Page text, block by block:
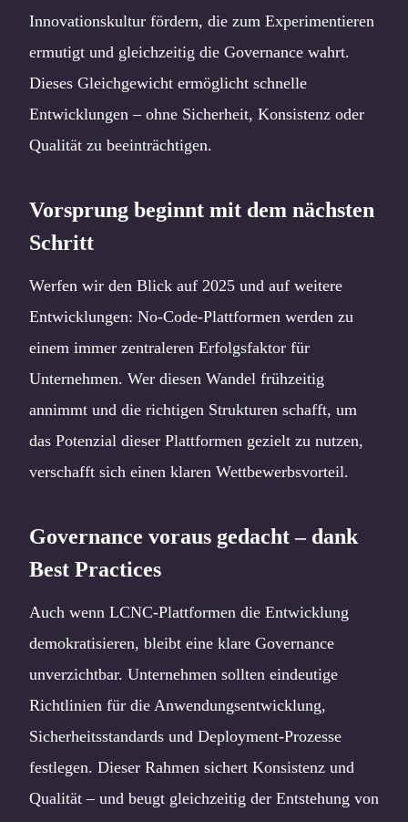
Innovationskultur fördern, die zum Experimentieren
ermutigt und gleichzeitig die Governance wahrt.
Dieses Gleichgewicht ermöglicht schnelle
Entwicklungen – ohne Sicherheit, Konsistenz oder
Qualität zu beeinträchtigen.
Vorsprung beginnt mit dem nächsten
Schritt
Werfen wir den Blick auf 2025 und auf weitere
Entwicklungen: No-Code-Plattformen werden zu
einem immer zentraleren Erfolgsfaktor für
Unternehmen. Wer diesen Wandel frühzeitig
annimmt und die richtigen Strukturen schafft, um
das Potenzial dieser Plattformen gezielt zu nutzen,
verschafft sich einen klaren Wettbewerbsvorteil.
Governance voraus gedacht – dank
Best Practices
Auch wenn LCNC-Plattformen die Entwicklung
demokratisieren, bleibt eine klare Governance
unverzichtbar. Unternehmen sollten eindeutige
Richtlinien für die Anwendungsentwicklung,
Sicherheitsstandards und Deployment-Prozesse
festlegen. Dieser Rahmen sichert Konsistenz und
Qualität – und beugt gleichzeitig der Entstehung von